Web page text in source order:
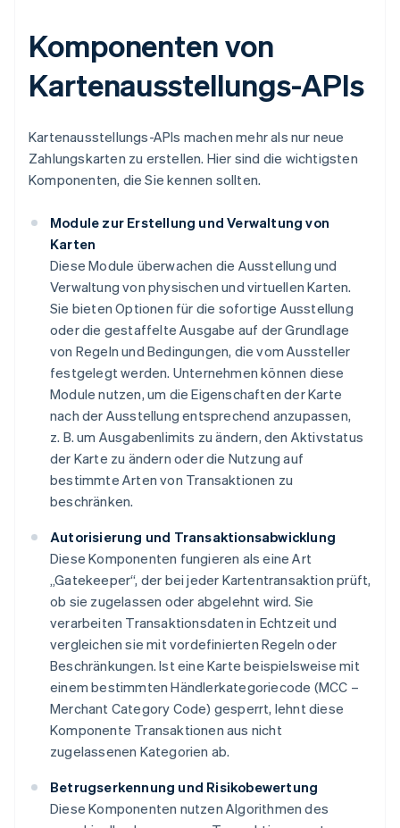
Komponenten von
Kartenausstellungs-APIs
Kartenausstellungs-APIs machen mehr als nur neue
Zahlungskarten zu erstellen. Hier sind die wichtigsten
Komponenten, die Sie kennen sollten.
Module zur Erstellung und Verwaltung von
Karten
Diese Module überwachen die Ausstellung und
Verwaltung von physischen und virtuellen Karten.
Sie bieten Optionen für die sofortige Ausstellung
oder die gestaffelte Ausgabe auf der Grundlage
von Regeln und Bedingungen, die vom Aussteller
festgelegt werden. Unternehmen können diese
Module nutzen, um die Eigenschaften der Karte
nach der Ausstellung entsprechend anzupassen,
z. B. um Ausgabenlimits zu ändern, den Aktivstatus
der Karte zu ändern oder die Nutzung auf
bestimmte Arten von Transaktionen zu
beschränken.
Autorisierung und Transaktionsabwicklung
Diese Komponenten fungieren als eine Art
„Gatekeeper“, der bei jeder Kartentransaktion prüft,
ob sie zugelassen oder abgelehnt wird. Sie
verarbeiten Transaktionsdaten in Echtzeit und
vergleichen sie mit vordefinierten Regeln oder
Beschränkungen. Ist eine Karte beispielsweise mit
einem bestimmten Händlerkategoriecode (MCC –
Merchant Category Code) gesperrt, lehnt diese
Komponente Transaktionen aus nicht
zugelassenen Kategorien ab.
Betrugserkennung und Risikobewertung
Diese Komponenten nutzen Algorithmen des